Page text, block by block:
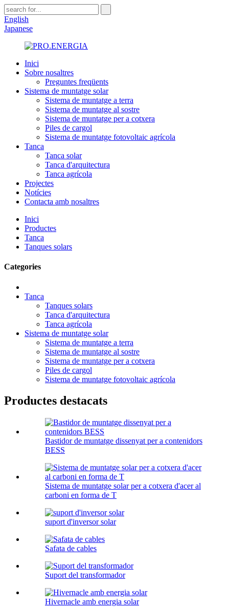
English
Japanese
Inici
Sobre nosaltres
Preguntes freqüents
Sistema de muntatge solar
Sistema de muntatge a terra
Sistema de muntatge al sostre
Sistema de muntatge per a cotxera
Piles de cargol
Sistema de muntatge fotovoltaic agrícola
Tanca
Tanca solar
Tanca d'arquitectura
Tanca agrícola
Projectes
Notícies
Contacta amb nosaltres
Inici
Productes
Tanca
Tanques solars
Categories
Tanca
Tanques solars
Tanca d'arquitectura
Tanca agrícola
Sistema de muntatge solar
Sistema de muntatge a terra
Sistema de muntatge al sostre
Sistema de muntatge per a cotxera
Piles de cargol
Sistema de muntatge fotovoltaic agrícola
Productes destacats
Bastidor de muntatge dissenyat per a contenidors
BESS
Sistema de muntatge solar per a cotxera d'acer al
carboni en forma de T
suport d'inversor solar
Safata de cables
Suport del transformador
Hivernacle amb energia solar